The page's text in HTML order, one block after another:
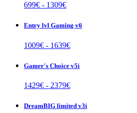
699€ - 1309€
Entry lvl Gaming v6
1009€ - 1639€
Gamer's Choice v5i
1429€ - 2379€
DreamBIG limited v3i